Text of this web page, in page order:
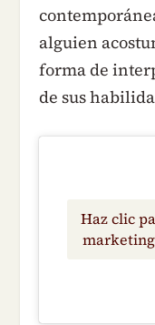
alguien
forma de
de sus
Haz clic